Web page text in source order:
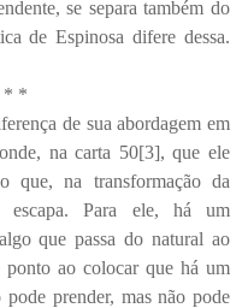
se separa também do
de Espinosa difere dessa.
* *
de sua abordagem em
na carta 50[3], que ele
que, na transformação da
Para ele, há um
que passa do natural ao
ao colocar que há um
prender, mas não pode